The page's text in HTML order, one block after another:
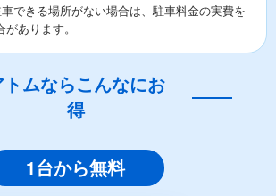
できる場所がない場合は、駐車料金の実費を
あります。
トムならこんなにお
得
1台から無料